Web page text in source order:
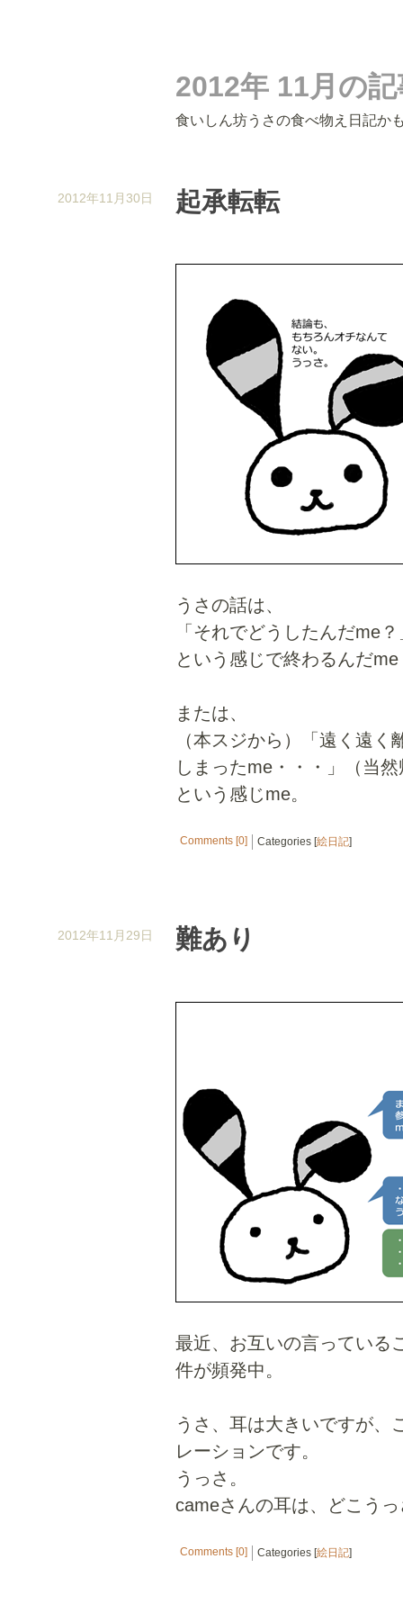
2012年 11月の
食いしん坊うさの食べ物え日記か
2012年11月30日 起承転転
うさの話は、
「それでどうしたんだme？
という感じで終わるんだ
または、
（本スジから）「遠く遠
しまったme・・・」（当
という感じme。
Comments [0] Categories [絵日記]
2012年11月29日 難あり
最近、お互いの言っている
件が頻発中。
うさ、耳は大きいですが、
レーションです。
うっさ。
cameさんの耳は、どこう
Comments [0] Categories [絵日記]